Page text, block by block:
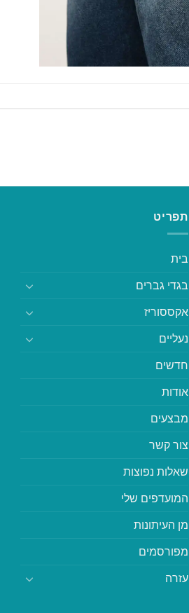
תפריט
בית
בגדי גברים
אקססוריז
נעליים
חדשים
אודות
מבצעים
צור קשר
שאלות נפוצות
המועדפים שלי
מן העיתונות
מפורסמים
עזרה